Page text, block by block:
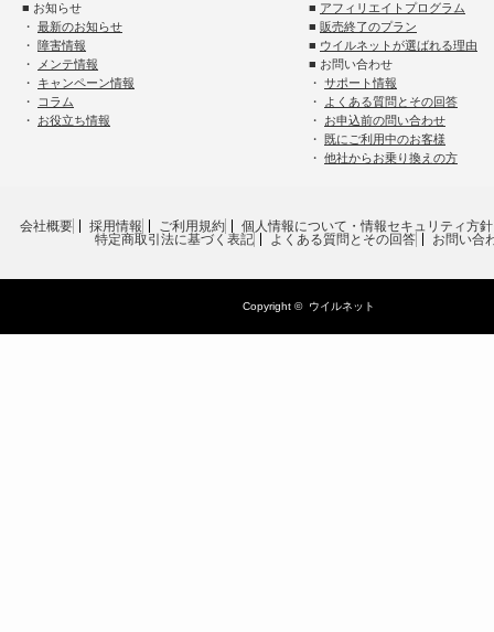
■ お知らせ
■ アフィリエイトプログラム
・ 最新のお知らせ ■ 販売終了のプラン
・ 障害情報 ■ ウイルネットが選ばれる理由
・
メンテ情報
■ お問い合わせ
・ キャンペーン情報 ・ サポート情報
・
コラム ・
よくある質問とその回答
・ お役立ち情報 ・ お申込前の問い合わせ
・ 既にご利用中のお客様
・ 他社からお乗り換えの方
会社概要 採用情報 ご利用規約
個人情報について・情報セキュリティ方
特定商取引法に基づく表記
よくある質問とその回答 お問い合
Copyright © ウイルネット